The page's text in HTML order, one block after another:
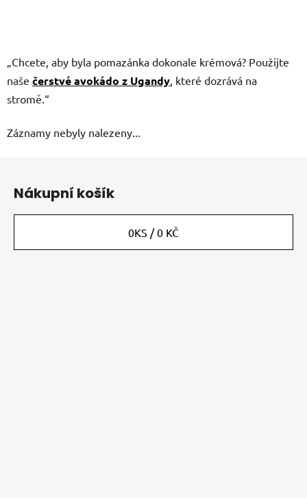
„Chcete, aby byla pomazánka dokonale krémová? Použijte
naše čerstvé avokádo z Ugandy, které dozrává na
stromě.“
Záznamy nebyly nalezeny...
Nákupní košík
0KS /0 KČ